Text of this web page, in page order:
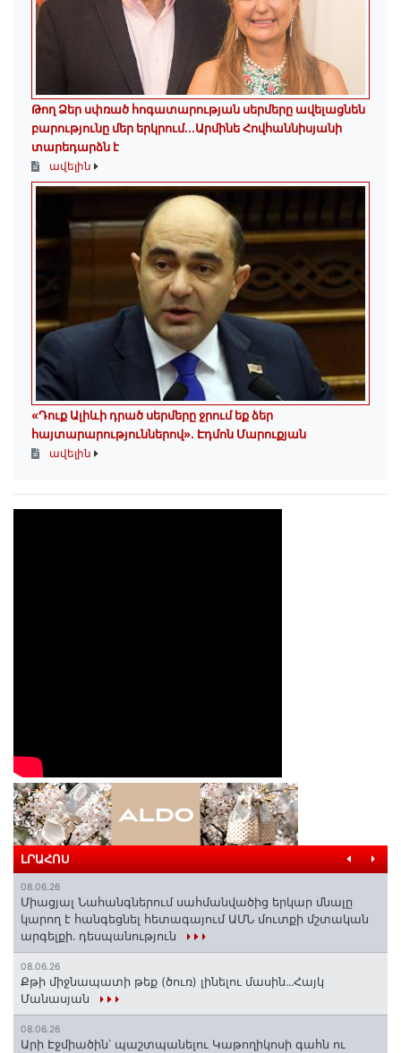
Թող Ձեր սփռած հոգատարության սերմերը ավելացնեն
բարությունը մեր երկրում․․․Արմինե Հովհաննիսյանի
տարեդարձն է
ավելին
«Դուք Ալիևի դրած սերմերը ջրում եք ձեր
հայտարարություններով»․ Էդմոն Մարուքյան
ավելին
ԼՐԱՀՈՍ
08.06.26
Միացյալ Նահանգներում սահմանվածից երկար մնալը
կարող է հանգեցնել հետագայում ԱՄՆ մուտքի մշտական
արգելքի․ դեսպանություն
08.06.26
Քթի միջնապատի թեք (ծուռ) լինելու մասին․․․Հայկ
Մանասյան
08.06.26
Արի Էջմիածին՝ պաշտպանելու Կաթողիկոսի գահն ու